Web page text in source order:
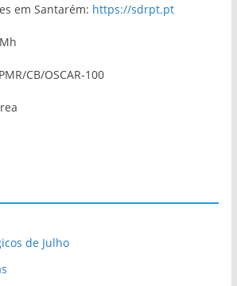
em Santarém: https://sdrpt.pt
CB/OSCAR-100
de Julho